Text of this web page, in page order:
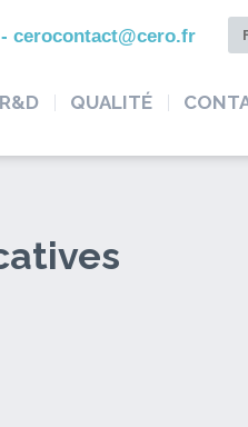
R&D QUALITÉ
- cerocontact@cero.fr